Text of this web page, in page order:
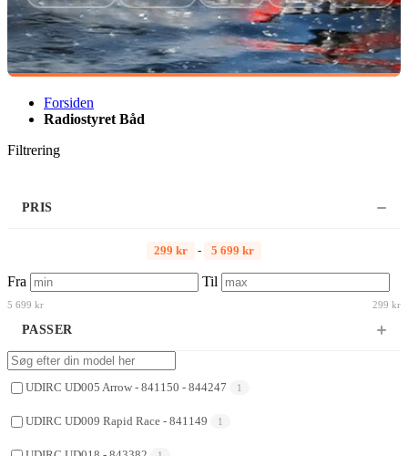
Forsiden
Radiostyret Båd
Filtrering
PRIS
299 kr - 5 699 kr
Fra Til
5 699 kr 299 kr
PASSER
UDIRC UD005 Arrow - 841150 - 844247 1
UDIRC UD009 Rapid Race - 841149 1